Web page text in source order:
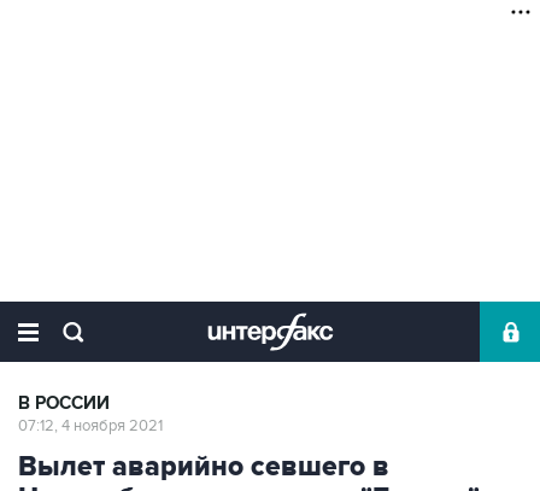
В РОССИИ
07:12, 4 ноября 2021
Вылет аварийно севшего в